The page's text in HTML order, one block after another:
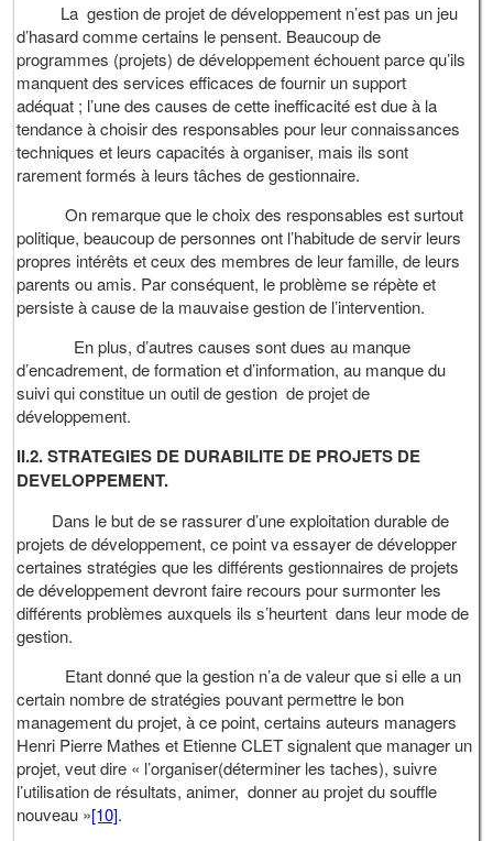
La gestion de projet de développement n’est pas un jeu
d’hasard comme certains le pensent. Beaucoup de
programmes (projets) de développement échouent parce qu’ils
manquent des services efficaces de fournir un support
adéquat ; l’une des causes de cette inefficacité est due à la
tendance à choisir des responsables pour leur connaissances
techniques et leurs capacités à organiser, mais ils sont
rarement formés à leurs tâches de gestionnaire.
On remarque que le choix des responsables est surtout
politique, beaucoup de personnes ont l’habitude de servir leurs
propres intérêts et ceux des membres de leur famille, de leurs
parents ou amis. Par conséquent, le problème se répète et
persiste à cause de la mauvaise gestion de l’intervention.
En plus, d’autres causes sont dues au manque
d’encadrement, de formation et d’information, au manque du
suivi qui constitue un outil de gestion de projet de
développement.
II.2. STRATEGIES DE DURABILITE DE PROJETS DE
DEVELOPPEMENT.
Dans le but de se rassurer d’une exploitation durable de
projets de développement, ce point va essayer de développer
certaines stratégies que les différents gestionnaires de projets
de développement devront faire recours pour surmonter les
différents problèmes auxquels ils s’heurtent dans leur mode de
gestion.
Etant donné que la gestion n’a de valeur que si elle a un
certain nombre de stratégies pouvant permettre le bon
management du projet, à ce point, certains auteurs managers
Henri Pierre Mathes et Etienne CLET signalent que manager un
projet, veut dire « l’organiser(déterminer les taches), suivre
l’utilisation de résultats, animer, donner au projet du souffle
nouveau »[10].